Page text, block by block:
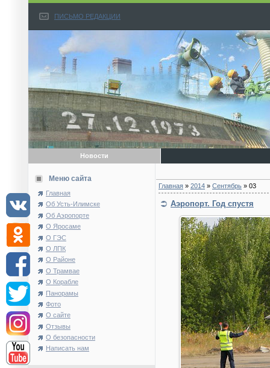
ПИСЬМО РЕДАКЦИИ
Новости
Меню сайта
Главная
Об Усть-Илимске
Об Аэропорте
О Яросаме
О ГЭС
О ЛПК
О Районе
О Трамвае
О Корабле
Панорамы
Фото
О сайте
Отзывы
О безопасности
Написать нам
Главная » 2014 » Сентябрь » 03
Аэропорт. Год спустя